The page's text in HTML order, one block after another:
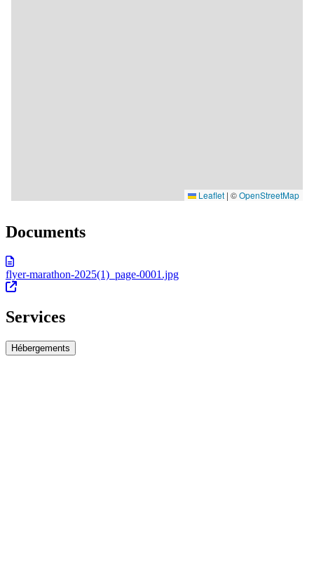
Documents
flyer-marathon-2025(1)_page-0001.jpg
Services
Hébergements